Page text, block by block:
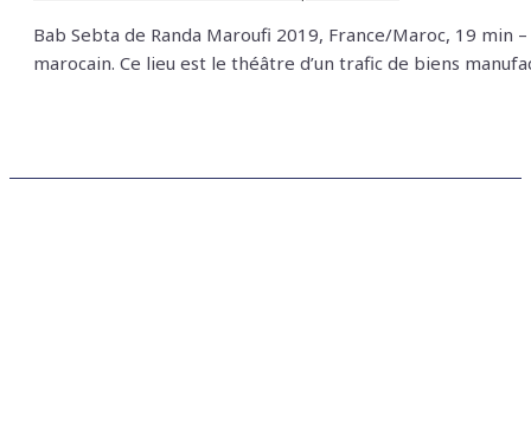
Bab Sebta de Randa Maroufi 2019, France/Maroc, 19
marocain. Ce lieu est le théâtre d’un trafic de biens